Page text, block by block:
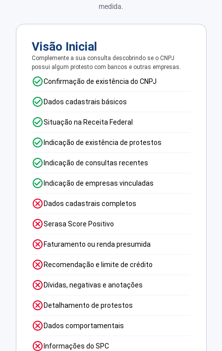
medida.
Visão Inicial
Complemente a sua consulta descobrindo se o CNPJ
possui algum protesto com bancos e outras empresas.
Confirmação de existência do CNPJ
Dados cadastrais básicos
Situação na Receita Federal
Indicação de existência de protestos
Indicação de consultas recentes
Indicação de empresas vinculadas
Dados cadastrais completos
Serasa Score Positivo
Faturamento ou renda presumida
Recomendação e limite de crédito
Dívidas, negativas e anotações
Detalhamento de protestos
Dados comportamentais
Informações do SPC